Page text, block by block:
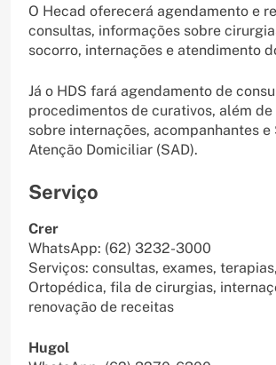
O Hecad oferecerá agendamento e
consultas, informações sobre
socorro, internações e atendimento
Já o HDS fará agendamento de
procedimentos de curativos, além
sobre internações, acompanhantes e
Atenção Domiciliar (SAD).
Serviço
Crer
WhatsApp: (62) 3232-3000
Serviços: consultas, exames,
Ortopédica, fila de cirurgias,
renovação de receitas
Hugol